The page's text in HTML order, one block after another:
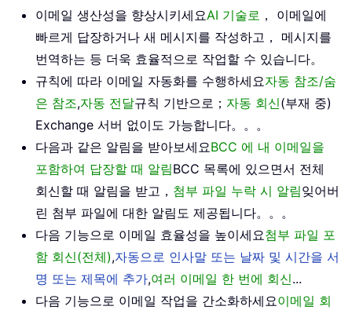
이메일 생산성을 향상시키세요AI 기술로 ， 이메일에
빠르게 답장하거나 새 메시지를 작성하고， 메시지를
번역하는 등 더욱 효율적으로 작업할 수 있습니다。
규칙에 따라 이메일 자동화를 수행하세요자동 참조/숨
은 참조,자동 전달규칙 기반으로； 자동 회신(부재 중)
Exchange 서버 없이도 가능합니다。。。
다음과 같은 알림을 받아보세요BCC 에 내 이메일을
포함하여 답장할 때 알림BCC 목록에 있으면서 전체
회신할 때 알림을 받고， 첨부 파일 누락 시 알림잊어버
린 첨부 파일에 대한 알림도 제공됩니다。。。
다음 기능으로 이메일 효율성을 높이세요첨부 파일 포
함 회신(전체),자동으로 인사말 또는 날짜 및 시간을 서
명 또는 제목에 추가,여러 이메일 한 번에 회신...
다음 기능으로 이메일 작업을 간소화하세요이메일 회